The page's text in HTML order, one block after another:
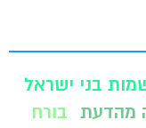
בני ישראל
מהדעת בורח